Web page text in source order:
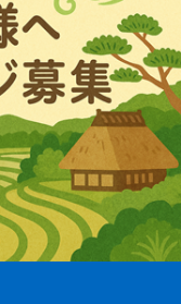
今日の白米千枚田